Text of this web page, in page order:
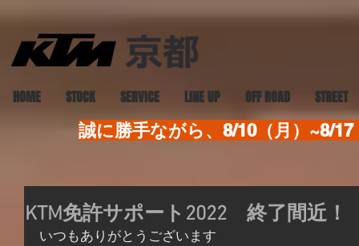
HOME STOCK SERVICE LINE UP OFF ROAD STREET
誠に勝手ながら、8/10（月）~8/
KTM免許サポート2022 終了間近！
いつもありがとうございます